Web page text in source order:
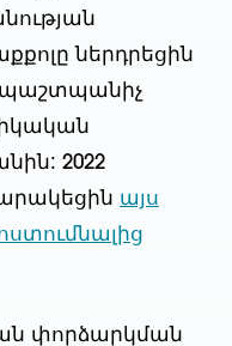
ներդրեցին
պաշտպանիչ
2022
այս
փորձարկման